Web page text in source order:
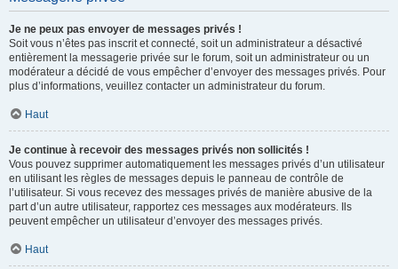
Je ne peux pas envoyer de messages privés !
Soit vous n’êtes pas inscrit et connecté, soit un administrateur a désactivé
entièrement la messagerie privée sur le forum, soit un administrateur ou un
modérateur a décidé de vous empêcher d’envoyer des messages privés. Pour
plus d’informations, veuillez contacter un administrateur du forum.
Haut
Je continue à recevoir des messages privés non sollicités !
Vous pouvez supprimer automatiquement les messages privés d’un utilisateur
en utilisant les règles de messages depuis le panneau de contrôle de
l’utilisateur. Si vous recevez des messages privés de manière abusive de la
part d’un autre utilisateur, rapportez ces messages aux modérateurs. Ils
peuvent empêcher un utilisateur d’envoyer des messages privés.
Haut